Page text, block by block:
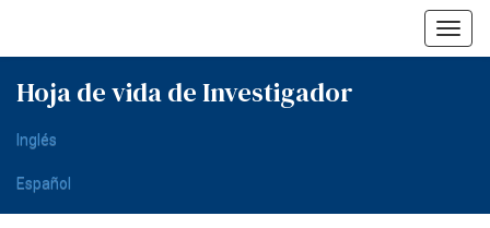
Hoja de vida de Investigador
Inglés
Español